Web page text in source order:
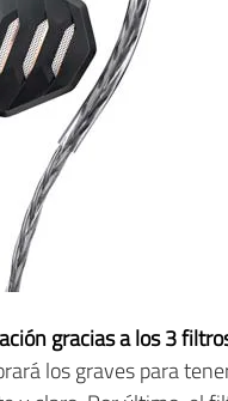
gracias a los 3
los graves para